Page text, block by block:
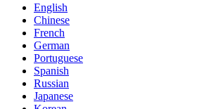
English
Chinese
French
German
Portuguese
Spanish
Russian
Japanese